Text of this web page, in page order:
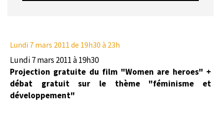
Lundi 7 mars 2011 de 19h30 à 23h
Lundi 7 mars 2011 à 19h30
Projection gratuite du film "Women are heroes" +
débat gratuit sur le thème "féminisme et
développement"